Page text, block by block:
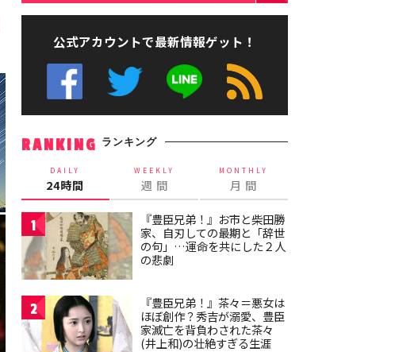
公式アカウントで最新情報ゲット！
RANKING ランキング
DAILY
24時間
WEEKLY
週 間
MONTHLY
月 間
1
『豊臣兄弟！』お市と柴田勝
家、自刃しての最期と「辞世
の句」…運命を共にした２人
の悲劇
2
『豊臣兄弟！』茶々＝悪女は
ほぼ創作？秀吉が溺愛、豊臣
家滅亡を背負わされた茶々
(井上和)の壮絶すぎる生涯